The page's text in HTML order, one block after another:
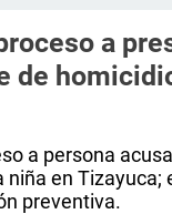
a
de
a persona
niña en Tizayuca;
preventiva.